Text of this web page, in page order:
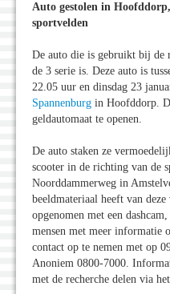
Auto gestolen in
sportvelden
De auto die is gebruikt bij de
de 3 serie is. Deze auto is
22.05 uur en dinsdag 23
Spannenburg in Hoofddorp.
geldautomaat te openen.
De auto staken ze
scooter in de richting van de
Noorddammerweg in
beeldmateriaal heeft van
opgenomen met een
mensen met meer informatie
contact op te nemen met op
Anoniem 0800-7000.
met de recherche delen via